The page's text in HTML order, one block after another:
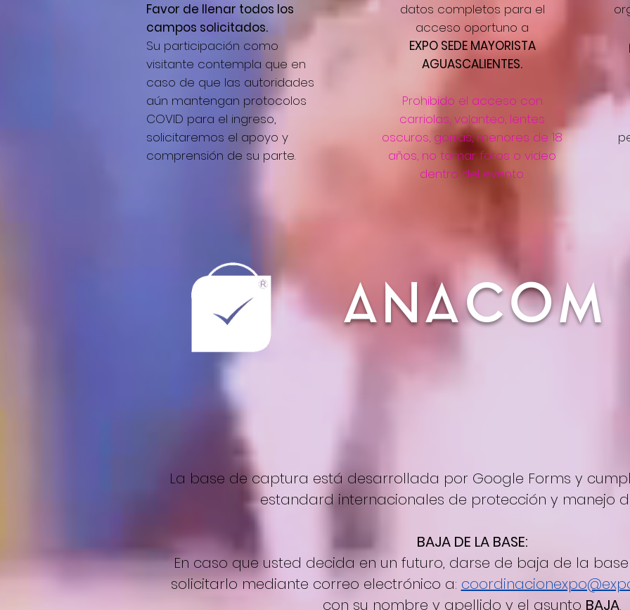
Favor de llenar todos los
campos solicitados.
Su participación como
visitante contempla que en
caso de que las autoridades
aún mantengan protocolos
COVID para el ingreso,
solicitaremos el apoyo y
comprensión de su parte.
datos completos para el
acceso oportuno a
EXPO SEDE MAYORISTA
AGUASCALIENTES.
Prohibido el acceso con
carriolas, volanteo, lentes
oscuros, gorras, menores de 18
años, no tomar fotos o video
dentro del evento.
ANACOM
La base de captura está desarrollada por Google Forms y
estandard internacionales de protección y manejo
BAJA DE LA BASE:
En caso que usted decida en un futuro, darse de baja de la
solicitarlo mediante correo electrónico a:
con su nombre y apellido y el asunto BAJA.